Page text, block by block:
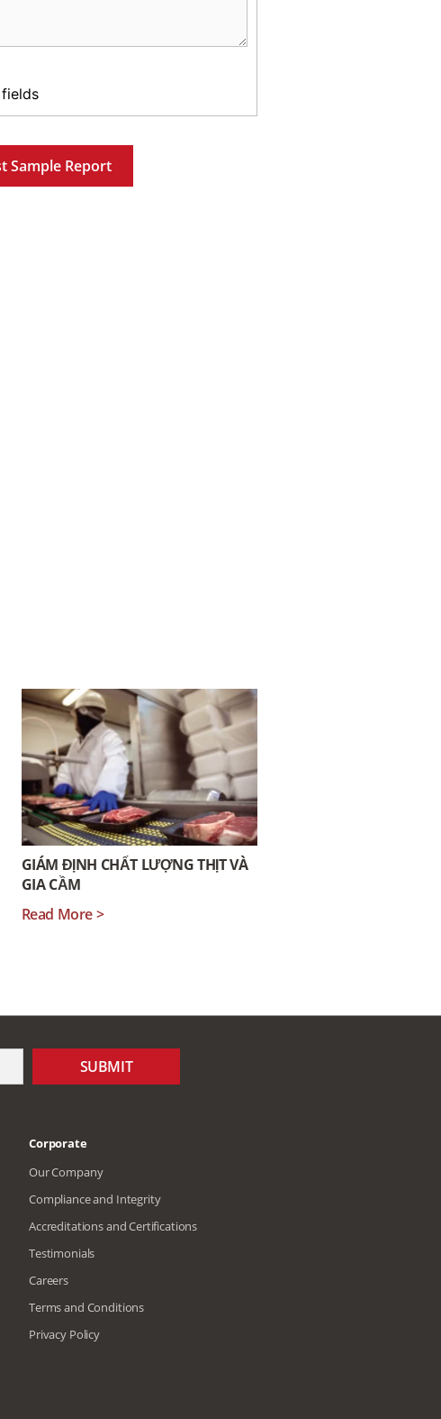
Sample Report
GIÁM ĐỊNH CHẤT LƯỢNG THỊT VÀ
GIA CẦM
Read More >
SUBMIT
Corporate
Our Company
Compliance and Integrity
Accreditations and Certifications
Testimonials
Careers
Terms and Conditions
Privacy Policy